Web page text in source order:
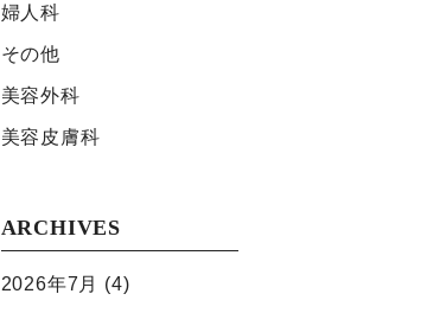
婦人科
その他
美容外科
美容⽪膚科
ARCHIVES
2026年7月 (4)